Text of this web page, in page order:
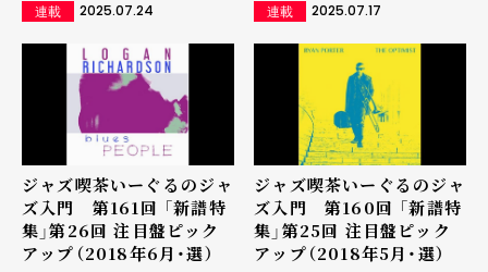
連載 2025.07.24 連載 2025.07.17
ジャズ喫茶いーぐるのジャ
ズ入門 第161回 「新譜特
集」第26回 注目盤ピック
アップ（2018年6月・選）
ジャズ喫茶いーぐるのジャ
ズ入門 第160回 「新譜特
集」第25回 注目盤ピック
アップ（2018年5月・選）